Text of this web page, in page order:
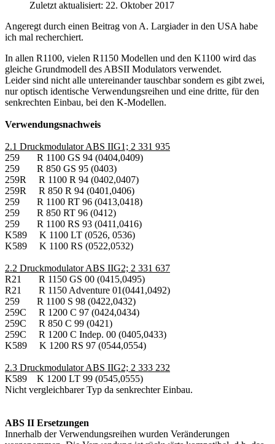
Zuletzt aktualisiert: 22. Oktober 2017
Angeregt durch einen Beitrag von A. Largiader in den USA habe
ich mal recherchiert.
In allen R1100, vielen R1150 Modellen und den K1100 wird das
gleiche Grundmodell des ABSII Modulators verwendet.
Leider sind nicht alle untereinander tauschbar sondern es gibt zwei,
nur optisch identische Verwendungsreihen und eine dritte, für den
senkrechten Einbau, bei den K-Modellen.
Verwendungsnachweis
2.1 Druckmodulator ABS IIG1; 2 331 935
259 R 1100 GS 94 (0404,0409)
259 R 850 GS 95 (0403)
259R R 1100 R 94 (0402,0407)
259R R 850 R 94 (0401,0406)
259 R 1100 RT 96 (0413,0418)
259 R 850 RT 96 (0412)
259 R 1100 RS 93 (0411,0416)
K589 K 1100 LT (0526, 0536)
K589 K 1100 RS (0522,0532)
2.2 Druckmodulator ABS IIG2; 2 331 637
R21 R 1150 GS 00 (0415,0495)
R21 R 1150 Adventure 01(0441,0492)
259 R 1100 S 98 (0422,0432)
259C R 1200 C 97 (0424,0434)
259C R 850 C 99 (0421)
259C R 1200 C Indep. 00 (0405,0433)
K589 K 1200 RS 97 (0544,0554)
2.3 Druckmodulator ABS IIG2; 2 333 232
K589 K 1200 LT 99 (0545,0555)
Nicht vergleichbarer Typ da senkrechter Einbau.
ABS II Ersetzungen
Innerhalb der Verwendungsreihen wurden Veränderungen